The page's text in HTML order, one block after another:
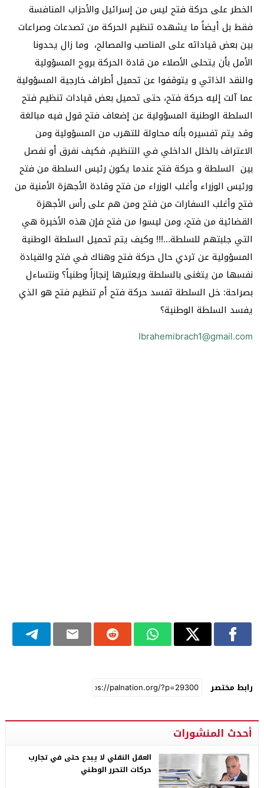
الخطر على حركة فتح ليس من إسرائيل والأحزاب المنافسة
فقط بل أيضاً ما يشهده تنظيم الحركة من تصدعات وصراعات
بين بعض قياداته على المناصب والمصالح، وما زال يحدونا
الأمل بأن يتحلى الأصلاء من قادة الحركة بروح المسؤولية
والنقد الذاتي و يتوقفوا عن تحميل أطراف خارجية المسؤولية
عما آلت إليه حركة فتح، حتى تحميل بعض قيادات تنظيم فتح
السلطة الوطنية المسؤولية عن إضعاف فتح قول فيه مبالغة
وقد يتم تفسيره بأنه محاولة للتهرب من المسؤولية ومن
الاعتراف بالخلل الداخلي في التنظيم، فكيف نفرق أو نفصل
بين السلطة و حركة فتح عندما يكون رئيس السلطة من فتح
ورئيس الوزراء وأغلب الوزراء من فتح وقادة الأجهزة الأمنية من
فتح وأغلب السفارات من فتح ومن هم على رأس الأجهزة
القضائية من فتح، ومن ليسوا من فتح فإن هذه الأخيرة هي
التي جلبتهم للسلطة…!!! وكيف يتم تحميل السلطة الوطنية
المسؤولية عن تردي حال حركة فتح وهناك في فتح والقيادة
نفسها من يتغنى بالسلطة ويعتبرها إنجازاً وطنياً؟ ونتساءل
بصراحة: خل السلطة تفسد حركة فتح أم تنظيم فتح هو الذي
يفسد السلطة الوطنية؟
Ibrahemibrach1@gmail.com
رابط مختصر
أحدث المنشورات
العقل النقلي لا يبدع حتى في تجارب
حركات التحرر الوطني